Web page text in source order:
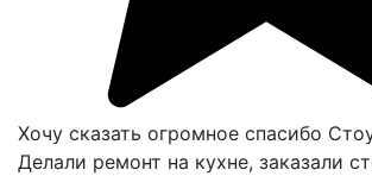
Хочу сказать огромное спасибо
Делали ремонт на кухне, заказали